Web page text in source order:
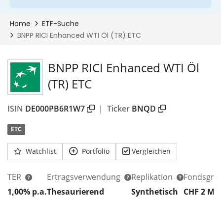
BNPP RICI Enhanced WTI Öl
(TR) ETC
ISIN DE000PB6R1W7 | Ticker BNQD
ETC
Watchlist Portfolio Vergleichen
TER
1,00% p.a.
Ertragsverwendung
Thesaurierend
Replikation
Synthetisch CHF 2